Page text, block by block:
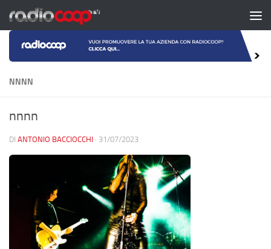
Salta al contenuto
NNNN
nnnn
DI ANTONIO BACCIOCCHI · 31/07/2023